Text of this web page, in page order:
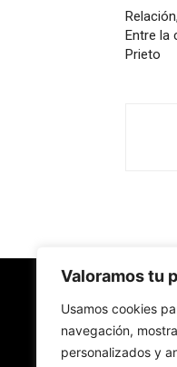
Valoramos tu
Usamos cookies
navegación,
personalizados y
Entre la
Prieto